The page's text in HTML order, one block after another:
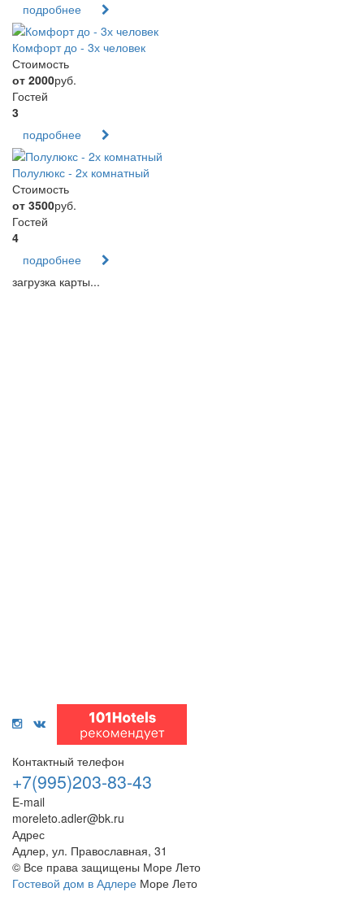
подробнее
Комфорт до - 3х человек
Стоимость
от 2000руб.
Гостей
3
подробнее
Полулюкс - 2х комнатный
Стоимость
от 3500руб.
Гостей
4
подробнее
загрузка карты...
Контактный телефон
+7(995)203-83-43
E-mail
moreleto.adler@bk.ru
Адрес
Адлер, ул. Православная, 31
© Все права защищены Море Лето
Гостевой дом в Адлере Море Лето